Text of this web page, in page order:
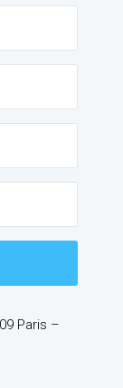
Paris –